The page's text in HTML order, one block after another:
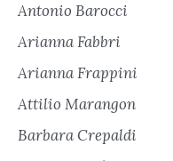
Antonio Barocci
Arianna Fabbri
Arianna Frappini
Attilio Marangon
Barbara Crepaldi